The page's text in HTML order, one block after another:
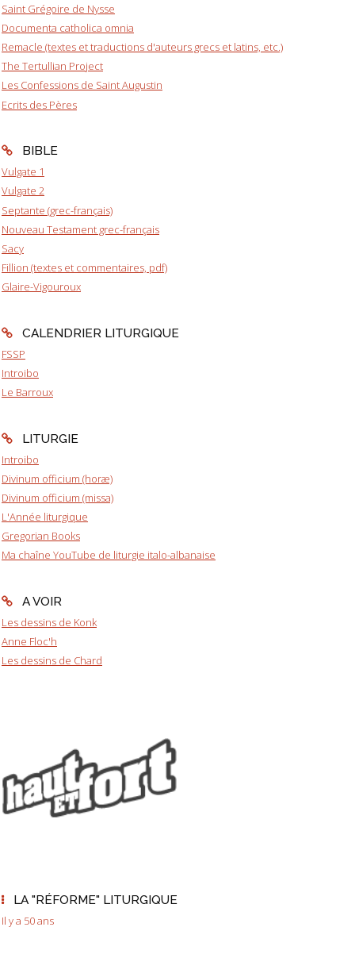
Saint Grégoire de Nysse
Documenta catholica omnia
Remacle (textes et traductions d'auteurs grecs et latins, etc.)
The Tertullian Project
Les Confessions de Saint Augustin
Ecrits des Pères
BIBLE
Vulgate 1
Vulgate 2
Septante (grec-français)
Nouveau Testament grec-français
Sacy
Fillion (textes et commentaires, pdf)
Glaire-Vigouroux
CALENDRIER LITURGIQUE
FSSP
Introibo
Le Barroux
LITURGIE
Introibo
Divinum officium (horæ)
Divinum officium (missa)
L'Année liturgique
Gregorian Books
Ma chaîne YouTube de liturgie italo-albanaise
A VOIR
Les dessins de Konk
Anne Floc'h
Les dessins de Chard
LA "RÉFORME" LITURGIQUE
Il y a 50 ans